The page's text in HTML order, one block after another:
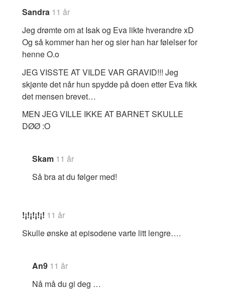
Sandra 11 år
Jeg drømte om at Isak og Eva likte hverandre xD
Og så kommer han her og sier han har følelser for
henne O.o
JEG VISSTE AT VILDE VAR GRAVID!!! Jeg
skjønte det når hun spydde på doen etter Eva fikk
det mensen brevet…
MEN JEG VILLE IKKE AT BARNET SKULLE
DØØ :O
Skam 11 år
Så bra at du følger med!
!¡!¡!¡!¡! 11 år
Skulle ønske at episodene varte litt lengre….
An9 11 år
Nå må du gi deg …